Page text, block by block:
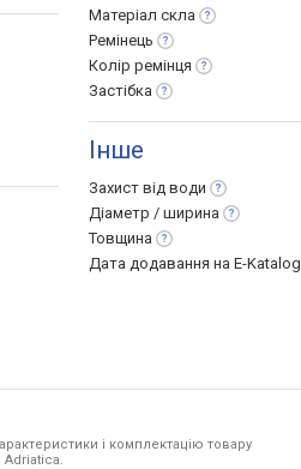
Матеріал скла
Ремінець
Колір ремінця
Застібка
Інше
Захист від води
Діаметр / ширина
Товщина
Дата додавання на E-Katalog
і комплектацію товару
Adriatica.